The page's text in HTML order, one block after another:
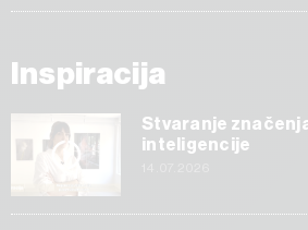
Inspiracija
Stvaranje
inteligencije